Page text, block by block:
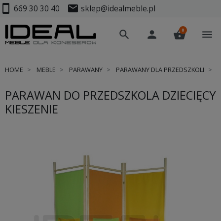
smartphone 669 30 30 40 mail sklep@idealmeble.pl
search person shopping_basket
0 menu
HOME MEBLE PARAWANY PARAWANY DLA PRZEDSZKOLI
PARAWAN DO PRZEDSZKOLA DZIECIĘCY
KIESZENIE